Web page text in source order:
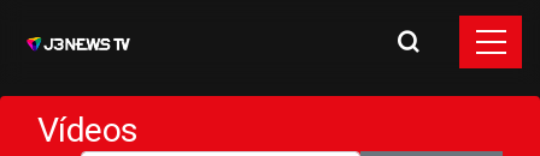
Vídeos